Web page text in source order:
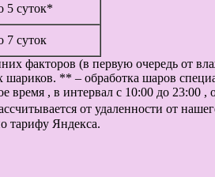
5 суток*
7 суток
факторов (в первую очередь от
** – обработка шаров
, в интервал с 10:00 до 23:00
от удаленности от
тарифу Яндекса.